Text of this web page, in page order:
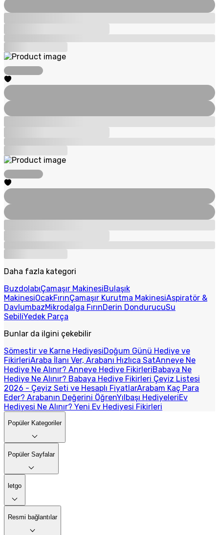
Daha fazla kategori
BuzdolabıÇamaşır MakinesiBulaşık
MakinesiOcakFırınÇamaşır Kurutma MakinesiAspiratör &
DavlumbazMikrodalga FırınDerin DondurucuSu
SebiliYedek Parça
Bunlar da ilgini çekebilir
Sömestir ve Karne HediyesiDoğum Günü Hediye ve
FikirleriAraba İlanı Ver, Arabanı Hızlıca SatAnneye Ne
Hediye Ne Alınır? Anneye Hediye FikirleriBabaya Ne
Hediye Ne Alınır? Babaya Hediye Fikirleri Çeyiz Listesi
2026 - Çeyiz Seti ve Hesaplı FiyatlarArabam Kaç Para
Eder? Arabanın Değerini ÖğrenYılbaşı HediyeleriEv
Hediyesi Ne Alınır? Yeni Ev Hediyesi Fikirleri
Popüler Kategoriler
Popüler Sayfalar
letgo
Resmi bağlantılar